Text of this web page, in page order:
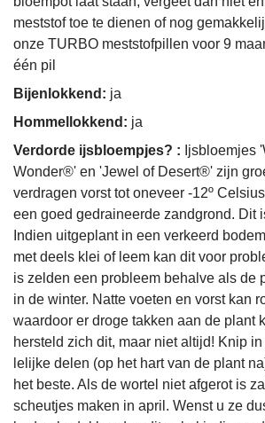
meststof toe te dienen of nog
onze TURBO meststofpillen voor 9
één pil
Bijenlokkend: ja
Hommellokkend: ja
Verdorde ijsbloempjes? : Ijsbloemjes
Wonder®' en 'Jewel of Desert®' zijn
verdragen vorst tot oneveer -12º
een goed gedraineerde zandgrond. Dit
Indien uitgeplant in een verkeerd
met deels klei of leem kan dit voor
is zelden een probleem behalve als de
in de winter. Natte voeten en vorst kan
waardoor er droge takken aan de plant
hersteld zich dit, maar niet altijd! Knip
lelijke delen (op het hart van de plant
het beste. Als de wortel niet afgerot is
scheutjes maken in april. Wenst u ze